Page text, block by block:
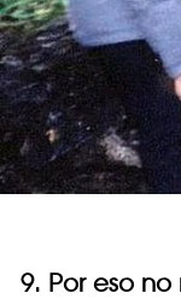
9. Por eso